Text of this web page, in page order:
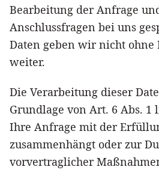
Bearbeitung der Anfrage
Anschlussfragen bei uns
Daten geben wir nicht
weiter.
Die Verarbeitung dieser
Grundlage von Art. 6 Abs. 1
Ihre Anfrage mit der
zusammenhängt oder zur
vorvertraglicher